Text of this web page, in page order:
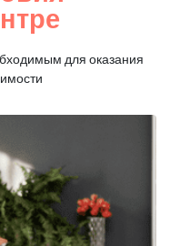
для оказания